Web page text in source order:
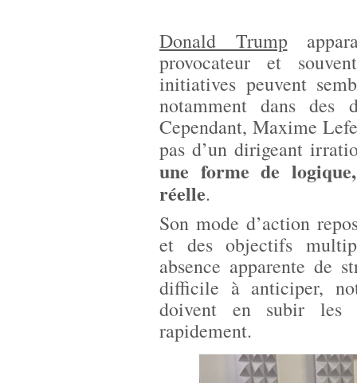
Donald Trump
provocateur et
initiatives peuvent
notamment dans des
Cependant, Maxime
pas d’un dirigeant
une forme de
réelle.
Son mode d’action
et des objectifs
absence apparente de
difficile à anticiper,
doivent en subir les
rapidement.